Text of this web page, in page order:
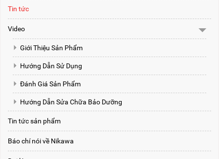
Tin tức
Video
Giới Thiệu Sản Phẩm
Hướng Dẫn Sử Dụng
Đánh Giá Sản Phẩm
Hướng Dẫn Sửa Chữa Bảo Dưỡng
Tin tức sản phẩm
Báo chí nói về Nikawa